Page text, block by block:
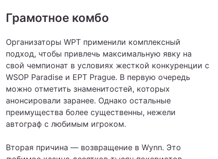
Грамотное комбо
Организаторы WPT применили комплексный
подход, чтобы привлечь максимальную явку на
свой чемпионат в условиях жесткой конкуренции с
WSOP Paradise и EPT Prague. В первую очередь
можно отметить знаменитостей, которых
анонсировали заранее. Однако остальные
преимущества более существенны, нежели
автограф с любимым игроком.
Вторая причина — возвращение в Wynn. Это